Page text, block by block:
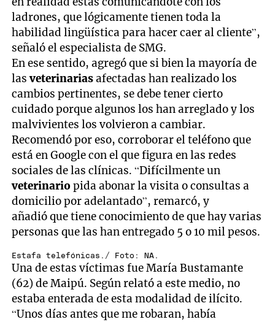
ladrones, que lógicamente tienen toda la
habilidad lingüística para hacer caer al cliente”,
señaló el especialista de SMG.
En ese sentido, agregó que si bien la mayoría de
lasveterinariasafectadas han realizado los
cambios pertinentes, se debe tener cierto
cuidado porque algunos los han arreglado y los
malvivientes los volvieron a cambiar.
Recomendó por eso, corroborar el teléfono que
está en Google con el que figura en las redes
sociales de las clínicas. “Difícilmente un
veterinariopida abonar la visita o consultas a
domicilio por adelantado”, remarcó, y
añadió que tiene conocimiento de que hay varias
personas que las han entregado 5 o 10 mil pesos.
Estafa telefónicas./ Foto: NA.
Una de estas víctimas fue María Bustamante
(62) de Maipú. Según relató a este medio, no
estaba enterada de esta modalidad de ilícito.
“Unos días antes que me robaran, había